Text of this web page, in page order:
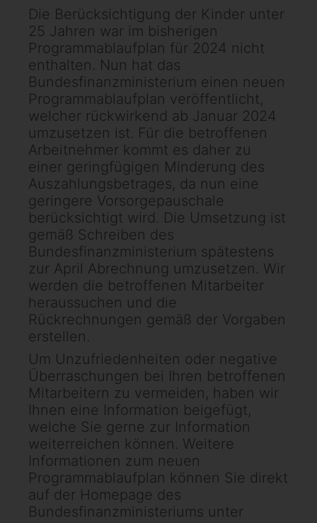
Die Berücksichtigung der Kinder unter
25 Jahren war im bisherigen
Programmablaufplan für 2024 nicht
enthalten. Nun hat das
Bundesfinanzministerium einen neuen
Programmablaufplan veröffentlicht,
welcher rückwirkend ab Januar 2024
umzusetzen ist. Für die betroffenen
Arbeitnehmer kommt es daher zu
einer geringfügigen Minderung des
Auszahlungsbetrages, da nun eine
geringere Vorsorgepauschale
berücksichtigt wird. Die Umsetzung ist
gemäß Schreiben des
Bundesfinanzministerium spätestens
zur April Abrechnung umzusetzen. Wir
werden die betroffenen Mitarbeiter
heraussuchen und die
Rückrechnungen gemäß der Vorgaben
erstellen.
Um Unzufriedenheiten oder negative
Überraschungen bei Ihren betroffenen
Mitarbeitern zu vermeiden, haben wir
Ihnen eine Information beigefügt,
welche Sie gerne zur Information
weiterreichen können. Weitere
Informationen zum neuen
Programmablaufplan können Sie direkt
auf der Homepage des
Bundesfinanzministeriums unter